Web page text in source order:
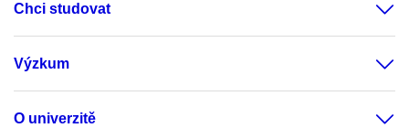
Chci studovat
Výzkum
O univerzitě